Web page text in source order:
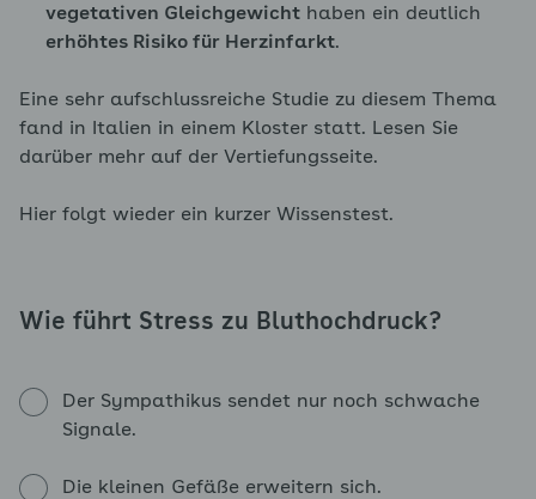
vegetativen Gleichgewicht haben ein deutlich
erhöhtes Risiko für Herzinfarkt.
Eine sehr aufschlussreiche Studie zu diesem Thema
fand in Italien in einem Kloster statt. Lesen Sie
darüber mehr auf der Vertiefungsseite.
Hier folgt wieder ein kurzer Wissenstest.
Wie führt Stress zu Bluthochdruck?
Der Sympathikus sendet nur noch schwache
Signale.
Die kleinen Gefäße erweitern sich.